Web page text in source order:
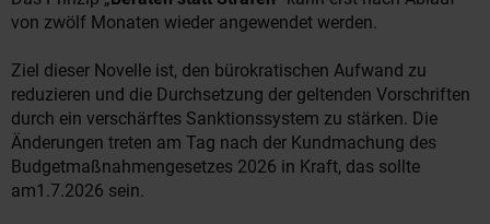
von zwölf Monaten wieder angewendet werden.
Ziel dieser Novelle ist, den bürokratischen Aufwand zu
reduzieren und die Durchsetzung der geltenden Vorschriften
durch ein verschärftes Sanktionssystem zu stärken. Die
Änderungen treten am Tag nach der Kundmachung des
Budgetmaßnahmengesetzes 2026 in Kraft, das sollte
am1.7.2026 sein.